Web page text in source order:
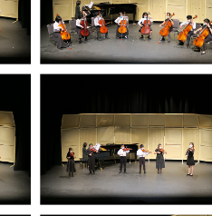
(6月
09/2026 - 12/2026
音乐展览 – 古琴篇